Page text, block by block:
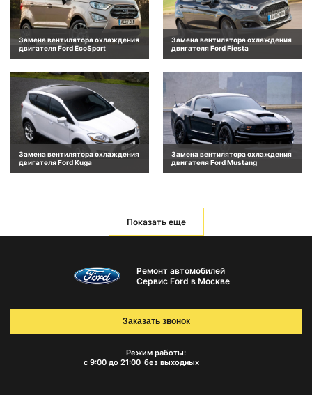
Замена вентилятора охлаждения
двигателя Ford EcoSport
Замена вентилятора охлаждения
двигателя Ford Fiesta
Замена вентилятора охлаждения
двигателя Ford Kuga
Замена вентилятора охлаждения
двигателя Ford Mustang
Показать еще
Ремонт автомобилей
Сервис Ford в Москве
Режим работы:
с 9:00 до 21:00 без выходных
Заказать звонок